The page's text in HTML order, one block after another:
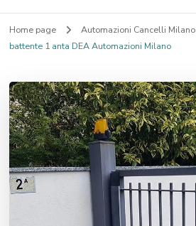
Home page Automazioni Cancelli Milano
battente 1 anta DEA Automazioni Milano